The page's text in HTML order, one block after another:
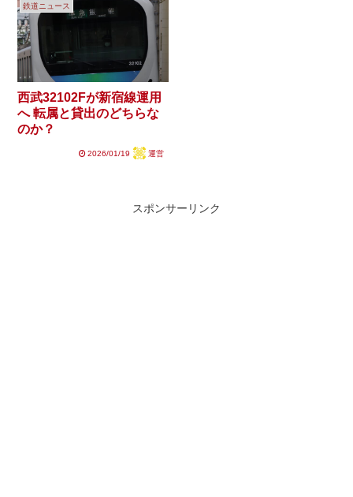
鉄道ニュース
西武32102Fが新宿線運用
へ 転属と貸出のどちらな
のか？
2026/01/19 運営
スポンサーリンク